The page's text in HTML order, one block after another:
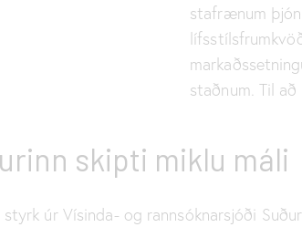
stafrænum
staðnum. Til
skipti miklu máli
úr Vísinda- og rannsóknarsjóði